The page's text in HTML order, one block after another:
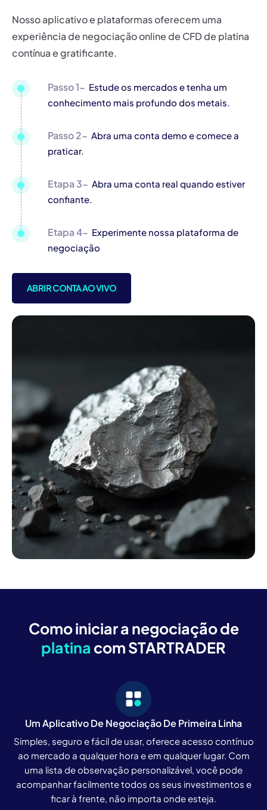
Nosso aplicativo e plataformas oferecem uma
experiência de negociação online de CFD de platina
contínua e gratificante.
Passo 1- Estude os mercados e tenha um
conhecimento mais profundo dos metais.
Passo 2- Abra uma conta demo e comece a
praticar.
Etapa 3- Abra uma conta real quando estiver
confiante.
Etapa 4- Experimente nossa plataforma de
negociação
ABRIR CONTA AO VIVO
Como iniciar a negociação de
platina com STARTRADER
Um Aplicativo De Negociação De Primeira Linha
Simples, seguro e fácil de usar, oferece acesso contínuo
ao mercado a qualquer hora e em qualquer lugar. Com
uma lista de observação personalizável, você pode
acompanhar facilmente todos os seus investimentos e
ficar à frente, não importa onde esteja.